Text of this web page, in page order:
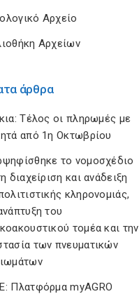
Αρχείο
Αρχείων
άρθρα
Τέλος οι πληρωμές με
από 1η Οκτωβρίου
το νομοσχέδιο
διαχείριση και ανάδειξη
κληρονομιάς,
του
τομέα και την
των πνευματικών
Πλατφόρμα myAGRO